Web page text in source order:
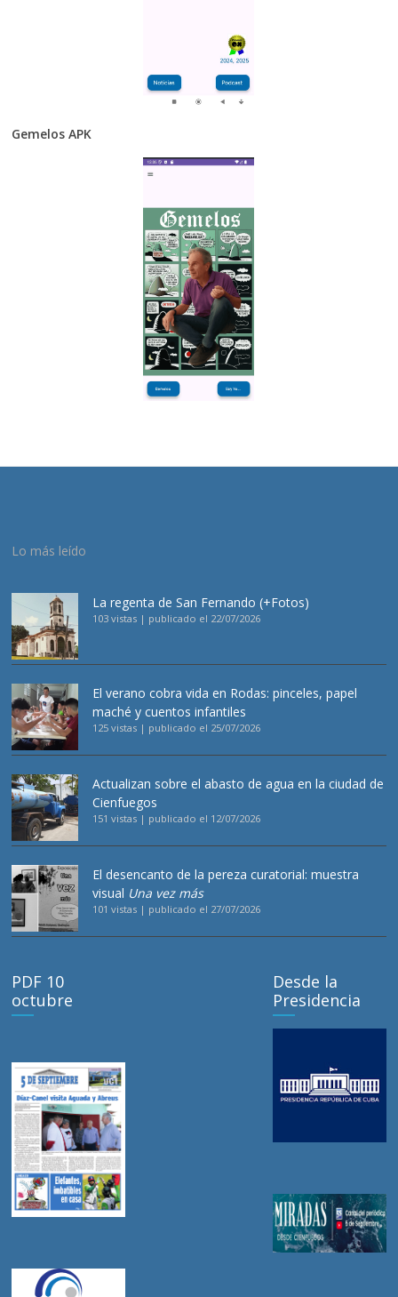
Gemelos APK
Lo más leído
La regenta de San Fernando (+Fotos)
103 vistas | publicado el 22/07/2026
El verano cobra vida en Rodas: pinceles, papel
maché y cuentos infantiles
125 vistas | publicado el 25/07/2026
Actualizan sobre el abasto de agua en la ciudad de
Cienfuegos
151 vistas | publicado el 12/07/2026
El desencanto de la pereza curatorial: muestra
visual Una vez más
101 vistas | publicado el 27/07/2026
PDF 10
octubre
Desde la
Presidencia